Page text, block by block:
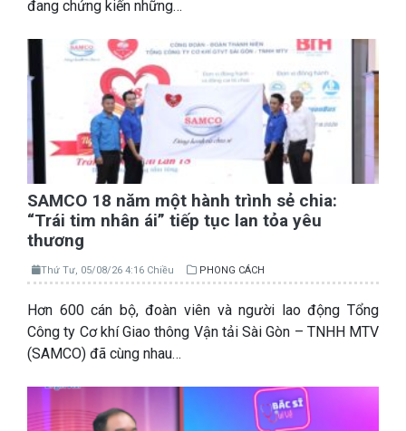
đang chứng kiến những…
SAMCO 18 năm một hành trình sẻ chia:
“Trái tim nhân ái” tiếp tục lan tỏa yêu
thương
Thứ Tư, 05/08/26 4:16 Chiều PHONG CÁCH
Hơn 600 cán bộ, đoàn viên và người lao động Tổng
Công ty Cơ khí Giao thông Vận tải Sài Gòn – TNHH MTV
(SAMCO) đã cùng nhau…